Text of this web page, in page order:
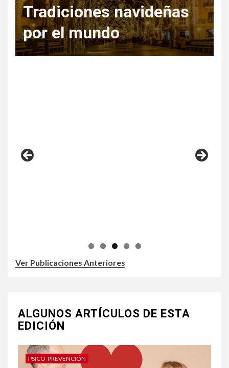
Tradiciones navideñas
por el mundo
Ver Publicaciones Anteriores
ALGUNOS ARTÍCULOS DE ESTA
EDICIÓN
PSICO-PREVENCIÓN